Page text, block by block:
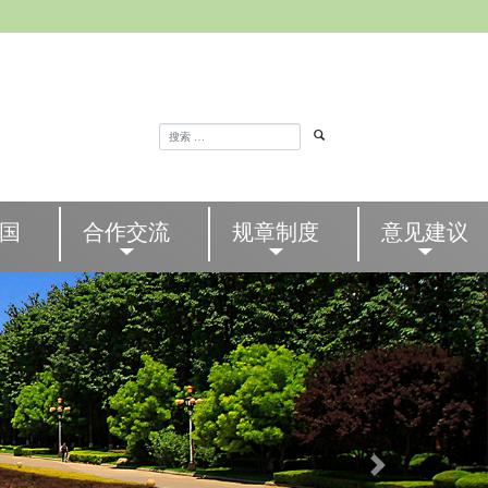
合作交流 规章制度 意见建议